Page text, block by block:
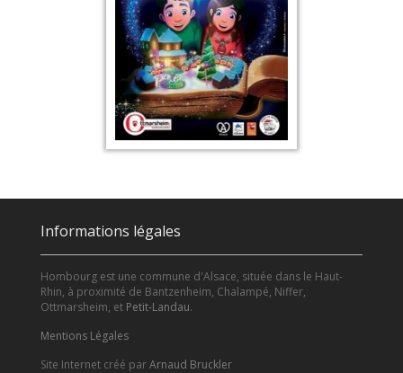
Informations légales
Hombourg est une commune d'Alsace, située dans le Haut-
Rhin, à proximité de Bantzenheim, Chalampé, Niffer,
Ottmarsheim, et Petit-Landau.
Mentions Légales
Site Internet créé parArnaud Bruckler